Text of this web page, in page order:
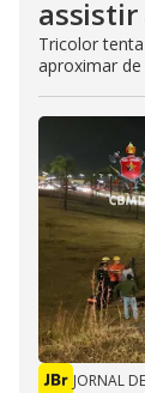
assistir
Tricolor
aproximar
JORNAL